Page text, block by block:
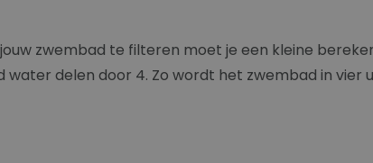
zwembad te filteren moet je een kleine
delen door 4. Zo wordt het zwembad in vier